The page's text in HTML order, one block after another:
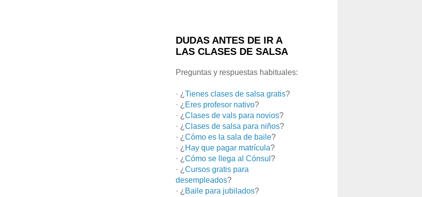
DUDAS ANTES DE IR A
LAS CLASES DE SALSA
Preguntas y respuestas habituales:
· ¿ Tienes clases de salsa gratis?
· ¿ Eres profesor nativo?
· ¿ Clases de vals para novios?
· ¿ Clases de salsa para niños?
· ¿ Cómo es la sala de baile?
· ¿ Hay que pagar matrícula?
· ¿ Cómo se llega al Cónsul ?
· ¿ Cursos gratis para
desempleados?
· ¿ Baile para jubilados?